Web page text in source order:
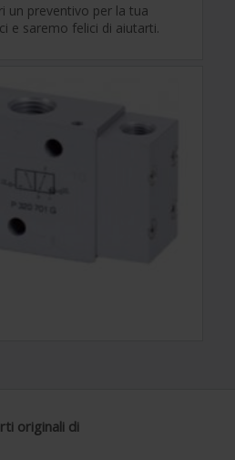
un preventivo per la tua
e saremo felici di aiutarti.
originali di